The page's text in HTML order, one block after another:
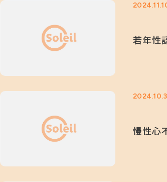
若年性
慢性心